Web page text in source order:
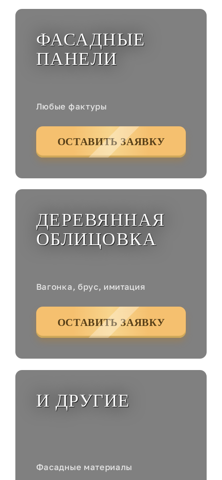
ФАСАДНЫЕ
ПАНЕЛИ
Любые фактуры
ОСТАВИТЬ ЗАЯВКУ
ДЕРЕВЯННАЯ
ОБЛИЦОВКА
Вагонка, брус, имитация
ОСТАВИТЬ ЗАЯВКУ
И ДРУГИЕ
Фасадные материалы